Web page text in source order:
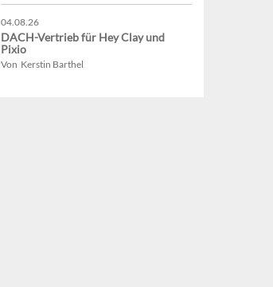
04.08.26
DACH-Vertrieb für Hey Clay und
Pixio
Von Kerstin Barthel